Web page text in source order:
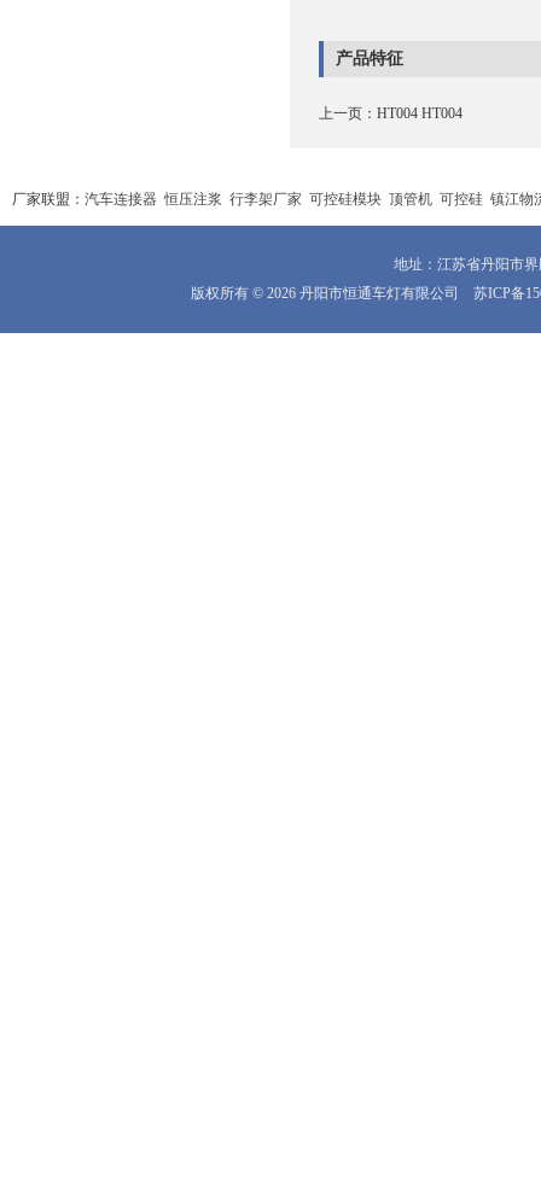
产品特征
上一页： HT004 HT004
厂家联盟： 汽车连接器 恒压注浆 行李架厂家 可控硅模块 顶管机 可控硅 镇江物
地址：江苏省丹阳市
版权所有 © 2026 丹阳市恒通车灯有限公司 苏ICP备